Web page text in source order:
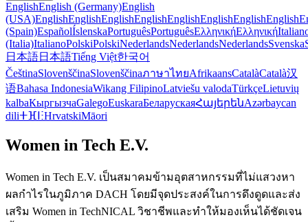
EnglishEnglish (Germany)English
(USA)EnglishEnglishEnglishEnglishEnglishEnglishEnglishEnglish
(Spain)EspañolÍslenskaPortuguêsPortuguêsΕλληνικήΕλληνική
(Italia)ItalianoPolskiPolskiNederlandsNederlandsNederlandsSvenska
日本語日本語Tiếng Việt한국어
ČeštinaSlovenščinaSlovenščinaภาษาไทยAfrikaansCatalàCatalà汉
语Bahasa IndonesiaWikang FilipinoLatviešu valodaTürkçeLietuvių
kalbaКыргызчаGalegoEuskaraБеларускаяՀայերենAzərbaycan
diliⵜⴼⵏⵗHrvatskiMāori
Women in Tech E.V.
Women in Tech E.V. เป็นสมาคมข้ามอุตสาหกรรมที่ไม่แสวงหา
ผลกำไรในภูมิภาค DACH โดยมีจุดประสงค์ในการดึงดูดและส่ง
เสริม Women in TechNICAL วิชาชีพและทำให้มองเห็นได้ชัดเจน